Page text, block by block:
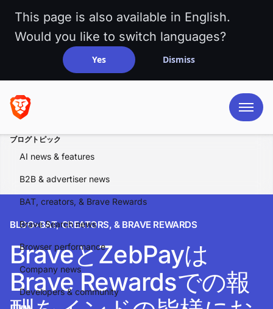
This page is also available in English.
Would you like to switch languages?
Yes Dismiss
ブログトピック
AI news & features
B2B & advertiser news
BAT, creators, & Brave Rewards
Brave Search news
Browser performance
Company news
Developers & community
BLOG>BAT, CREATORS, & BRAVE REWARDS
BraveとZebPayは
Brave Rewardsでの報